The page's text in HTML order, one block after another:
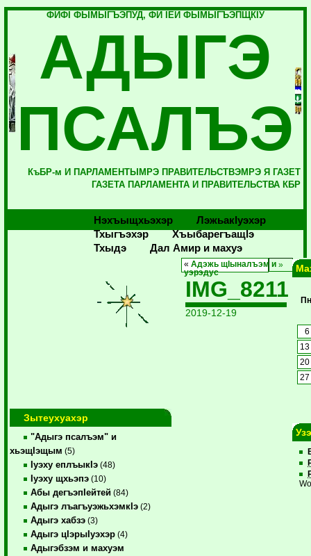
ФИФI ФЫМЫГЪЭПУД, ФИ IЕЙ ФЫМЫГЪЭПЩКIУ
АДЫГЭ
ПСАЛЪЭ
КъБР-м И ПАРЛАМЕНТЫМРЭ ПРАВИТЕЛЬСТВЭМРЭ Я ГАЗЕТ
ГАЗЕТА ПАРЛАМЕНТА И ПРАВИТЕЛЬСТВА КБР
Нэхъыщхьэхэр
Лэжьакlуэхэр
Тхыгъэхэр
Хъыбарегъащlэ
Тхыдэ
Дал Амир и махуэ
Зытеухуахэр
"Адыгэ псалъэм" и
хьэщIэщым (5)
Iуэху еплъыкIэ (48)
Iуэху щхьэпэ (10)
Абы дегъэпIейтей (84)
Адыгэ лъагъуэжьхэмкIэ (2)
Адыгэ хабзэ (3)
Адыгэ цIэрыIуэхэр (4)
Адыгэбзэм и махуэм
«Адэжь щIыналъэм и
уэрэдус
IMG_8211
2019-12-19
6
13
20
27